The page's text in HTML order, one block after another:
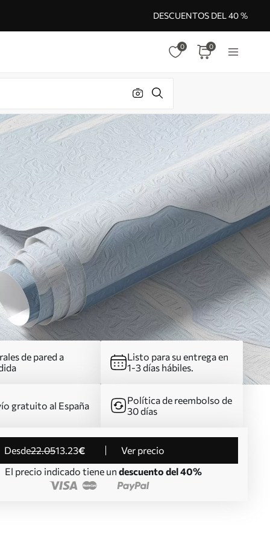
DESCUENTOS DEL 40 %
0 0
de pared a
Listo para su entrega en
1-3 días hábiles.
gratuito al España
Política de reembolso de
30 días
desde22.0513.23€
Ver precio
El precio indicado tiene un descuento del 40%